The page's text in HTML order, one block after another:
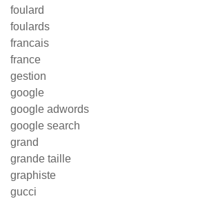
foulard
foulards
francais
france
gestion
google
google adwords
google search
grand
grande taille
graphiste
gucci